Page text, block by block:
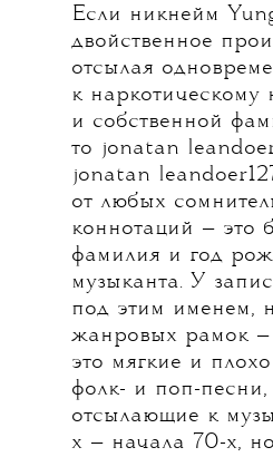
Если никнейм
двойственное
отсылая
к наркотическому
и собственной
то jonatan
jonatan
от любых
коннотаций — это
фамилия и год
музыканта. У
под этим именем,
жанровых рамок —
это мягкие и
фолк- и поп-песни,
отсылающие к
х — начала 70-х,